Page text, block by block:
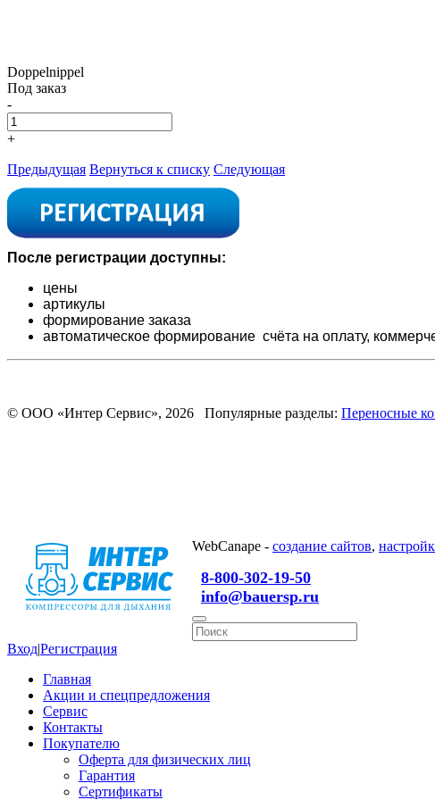
Doppelnippel
Под заказ
-
+
Предыдущая Вернуться к списку Следующая
После регистрации доступны:
цены
артикулы
формирование заказа
автоматическое формирование счёта на оплату,
© ООО «Интер Сервис», 2026 Популярные разделы: Переносные
WebCanape - создание сайтов,
8-800-302-19-50
info@bauersp.ru
Вход|Регистрация
Главная
Акции и спецпредложения
Сервис
Контакты
Покупателю
Оферта для физических лиц
Гарантия
Сертификаты